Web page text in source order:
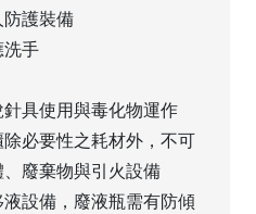
護裝備
洗手
具使用與毒化物運作
必要性之耗材外，不可
廢棄物與引火設備
設備，廢液瓶需有防傾